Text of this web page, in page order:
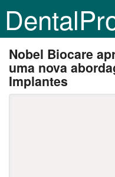
Nobel Biocare
uma nova
Implantes